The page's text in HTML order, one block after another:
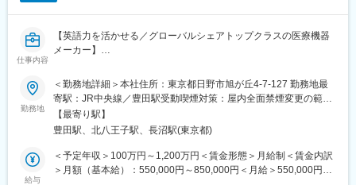
ド、在庫回転率分析、不良在庫削減を推進。
・製造部門との連携
対応に柔軟に対応。
・データ分析と改善提案
サプライチェーン関連データを分析し、KPIレポートを作成。業務
効率化や在庫精度向上のための改善策を提案。
ERPシステム（Oracleなど）を活用し、マテリアル業務の標準
化・属人化解消を推進。
仕事内容
【英語力を活かせる／グローバルシェアトップクラスの医療機器
メーカー】
■業務概要：
業務または機能領域において、リーンの行動、原則、およびツー
ルを指導し、推進し、リードします。
■業務詳細：
・GEHC-Jの日野工場全体の改善のドライブ及び生産性向上活動
の推進
勤務地
＜勤務地詳細＞本社住所：東京都日野市旭が丘4-7-127 勤務地最
寄駅：JR中央線／豊田駅受動喫煙対策：屋内全面禁煙変更の範
囲：会社の定める事業所（リモートワーク含む）
【最寄り駅】
豊田駅、北八王子駅、長沼駅(東京都)
給与
＜予定年収＞100万円～1,200万円＜賃金形態＞月給制＜賃金内訳
＞月額（基本給）：550,000円～850,000円＜月給＞550,000円～